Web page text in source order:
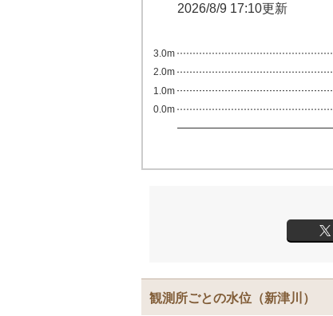
2026/8/9 17:10更新
0.0m
1.0m
2.0m
3.0m
観測所ごとの水位 （新津川）